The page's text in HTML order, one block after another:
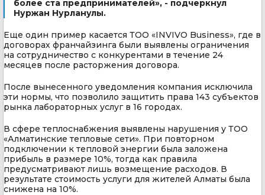
более ста предпринимателей», - подчеркнул
Нуржан Нурланулы.
Еще один пример касается ТОО «INVIVO Business», где в
договорах франчайзинга были выявлены ограничения
на сотрудничество с конкурентами в течение 24
месяцев после расторжения договора.
После вынесенного уведомления компания исключила
эти нормы, что позволило защитить права 143 субъектов
рынка лабораторных услуг в 16 городах.
В сфере теплоснабжения выявлены нарушения у ТОО
«Алматинские тепловые сети». При повторном
подключении к тепловой энергии была заложена
прибыль в размере 10%, тогда как правила
предусматривают лишь возмещение расходов. В
результате стоимость услуги для жителей Алматы была
снижена на 10%.